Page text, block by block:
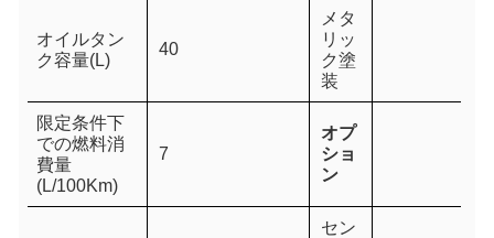
オイルタン
ク容量(L)
40
メタ
リッ
ク塗
装
限定条件下
での燃料消
費量
(L/100Km)
7
オプ
ショ
ン
セン